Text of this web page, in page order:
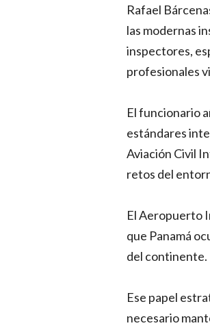
Rafael
las modernas
inspectores,
profesionales
El funcionario
estándares
Aviación Civil
retos del
El Aeropuerto
que Panamá
del continente.
Ese papel
necesario